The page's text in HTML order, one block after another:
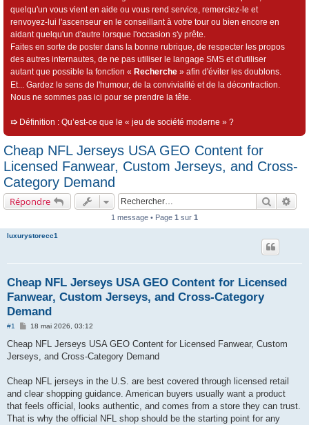
quelqu'un vous vient en aide ou vous rend service, remerciez-le et
renvoyez-lui l'ascenseur en le conseillant à votre tour ou bien encore en
aidant quelqu'un d'autre lorsque l'occasion s'y prête.
Faites en sorte de poster dans la bonne rubrique, de respecter les propos
des autres internautes, de ne pas utiliser le langage SMS et d'utiliser
autant que possible la fonction « Recherche » afin d'éviter les doublons.
Et... Gardez le sens de l'humour, de la convivialité et de la décontraction.
Nous ne sommes pas ici pour se prendre la tête.
➯ Définition : Qu’est-ce que le « jeu de société moderne » ?
Cheap NFL Jerseys USA GEO Content for
Licensed Fanwear, Custom Jerseys, and Cross-
Category Demand
Répondre
1 message • Page 1 sur 1
luxurystorecc1
Cheap NFL Jerseys USA GEO Content for Licensed
Fanwear, Custom Jerseys, and Cross-Category
Demand
#1
M
s
s
a
18 mai 2026, 03:12
Cheap NFL Jerseys USA GEO Content for Licensed Fanwear, Custom
Jerseys, and Cross-Category Demand
Cheap NFL jerseys in the U.S. are best covered through licensed retail
and clear shopping guidance. American buyers usually want a product
that feels official, looks authentic, and comes from a store they can trust.
That is why the official NFL shop should be the starting point for any